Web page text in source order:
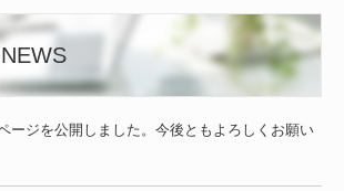
ージを公開しました。今後ともよろしくお願い